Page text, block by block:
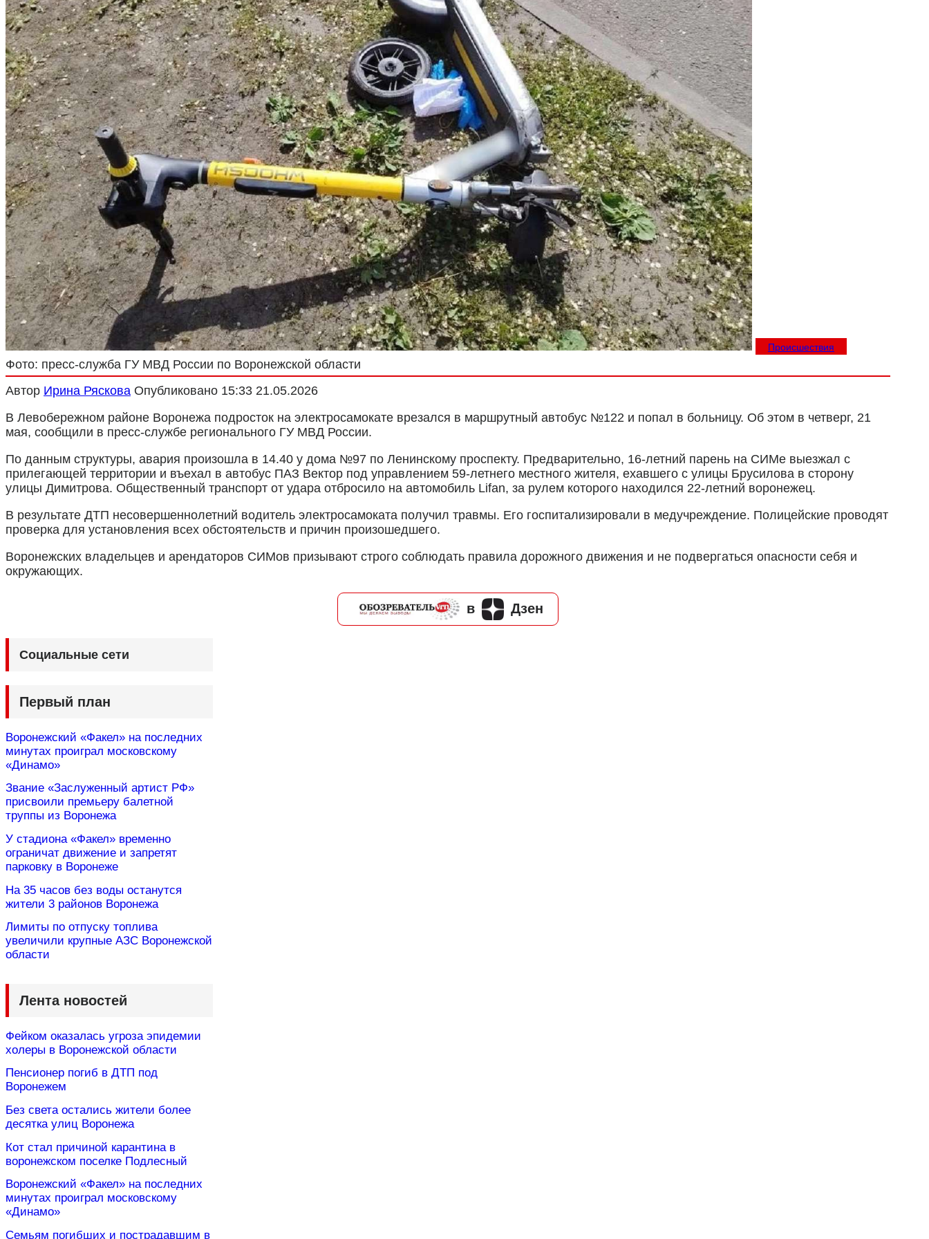
Криминал
Спорт
Черноземье
Россия
Происшествия
Фото: пресс-служба ГУ МВД России по Воронежской области
Автор Ирина Ряскова Опубликовано 15:33 21.05.2026
В Левобережном районе Воронежа подросток на электросамокате врезался в маршрутный автобус №122 и попал в больницу. Об этом в четверг, 21
мая, сообщили в пресс-службе регионального ГУ МВД России.
По данным структуры, авария произошла в 14.40 у дома №97 по Ленинскому проспекту. Предварительно, 16-летний парень на СИМе выезжал с
прилегающей территории и въехал в автобус ПАЗ Вектор под управлением 59-летнего местного жителя, ехавшего с улицы Брусилова в сторону
улицы Димитрова. Общественный транспорт от удара отбросило на автомобиль Lifan, за рулем которого находился 22-летний воронежец.
В результате ДТП несовершеннолетний водитель электросамоката получил травмы. Его госпитализировали в медучреждение. Полицейские проводят
проверка для установления всех обстоятельств и причин произошедшего.
Воронежских владельцев и арендаторов СИМов призывают строго соблюдать правила дорожного движения и не подвергаться опасности себя и
окружающих.
в Дзен
Социальные сети
Первый план
Воронежский «Факел» на последних
минутах проиграл московскому
«Динамо»
Звание «Заслуженный артист РФ»
присвоили премьеру балетной
труппы из Воронежа
У стадиона «Факел» временно
ограничат движение и запретят
парковку в Воронеже
На 35 часов без воды останутся
жители 3 районов Воронежа
Лимиты по отпуску топлива
увеличили крупные АЗС Воронежской
области
Лента новостей
Фейком оказалась угроза эпидемии
холеры в Воронежской области
Пенсионер погиб в ДТП под
Воронежем
Без света остались жители более
десятка улиц Воронежа
Кот стал причиной карантина в
воронежском поселке Подлесный
Воронежский «Факел» на последних
минутах проиграл московскому
«Динамо»
Семьям погибших и пострадавшим в